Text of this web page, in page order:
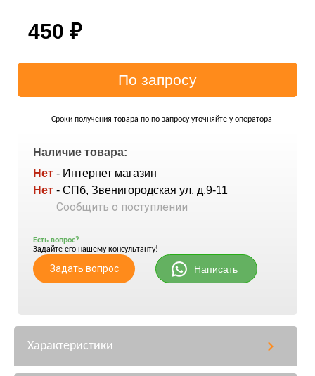
450 ₽
Сроки получения товара по по запросу уточняйте у оператора
Наличие товара:
Нет - Интернет магазин
Нет - СПб, Звенигородская ул. д.9-11
Сообщить о поступлении
Есть вопрос?
Задайте его нашему консультанту!
Задать вопрос Написать
Характеристики